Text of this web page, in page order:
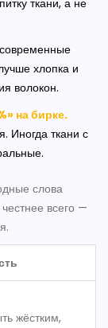
ткани, а не
хлопка и
волокон.
на бирке.
Иногда ткани с
слова
всего —
жёстким,